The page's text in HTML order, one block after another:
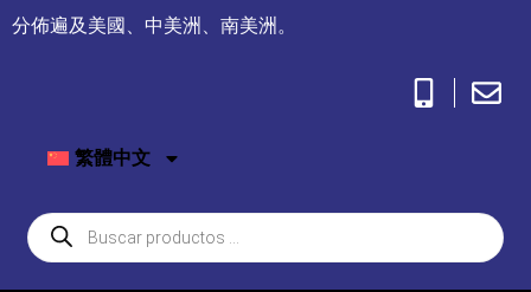
分佈遍及美國、中美洲、南美洲。
繁體中文